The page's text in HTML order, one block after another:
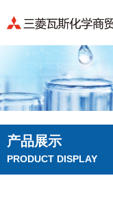
产品展示
PRODUCT DISPLAY